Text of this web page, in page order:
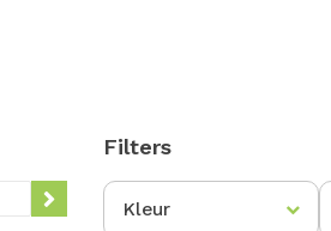
Filters
Kleur